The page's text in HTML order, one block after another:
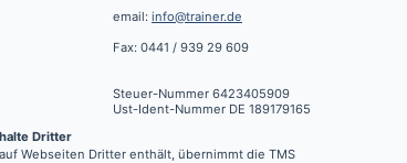
email: info@trainer.de
Fax: 0441 / 939 29 609
Steuer-Nummer 6423405909
Ust-Ident-Nummer DE 189179165
Dritter
Webseiten Dritter enthält, übernimmt die TMS